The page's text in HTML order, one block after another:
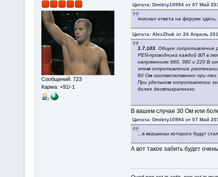
Сообщений: 723
Карма: +91/-1
Цитата: Dmitriy10994 от 07 Май
поискал ответа на форуме
Цитата: AlexZhuk от 24 Апрель
1.7.103. Общее сопротивление
PEN-проводника каждой ВЛ в
напряжениях 660, 380 и 220 В
этом сопротивление
60 Ом соответственно при тех
При удельном сопротивлении
более десятикратного.
В вашем случае 30 Ом или
Цитата: Dmitriy10994 от 07 Май
...в вершинах которого будут
А вот такое забить будет